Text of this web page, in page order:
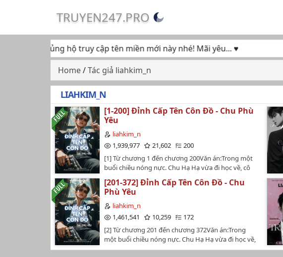
TRUYEN247.PRO
tiếp tục ủng hộ truy cập tên miền mới này nhé! Mãi yêu... ♥
Home/Tác giả liahkim_n
LIAHKIM_N
[1-200] Đỉnh Cấp Tên Côn Đồ - Chu Phù
Yêu
liahkim_n
1,939,977
21,602
200
[1] Từ chương 1 đến chương 200Văn án:Trong một
buổi chiều nóng nực. Chu Hạ Hạ vừa đi học về, cô
nhìn thấy một người đàn ông đang đi xuống cầu
thang. Anh ta rất cao, chân dài, lại cực kì đẹp trai.
Cô lại cảm thấy vô cùng quen mắt, ngập ngừng rồi
gọi: "Chú út?"Chu Dần Khôn đang xắn tay áo che lại
vết máu thì nghe thấy ai đó gọi, anh lười biếng
lớn như vậy rồi nhỉ?Donate iu thương nhé!MB
00944537779-----------------------------------------Tên gốc: 顶
级暴徒Tác giả: Chu Phù YêuDịch: Ngọc Thảo
[201-372] Đỉnh Cấp Tên Côn Đồ - Chu
Phù Yêu
liahkim_n
1,461,541
10,259
172
[2] Từ chương 201 đến chương 372Văn án:Trong
một buổi chiều nóng nực. Chu Hạ Hạ vừa đi học về,
cô nhìn thấy một người đàn ông đang đi xuống